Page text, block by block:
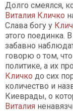
Долго смеялся,
Виталия Кличко
Слава богу у
этого поединка.
забавно
говорю о том,
политике, а их
Кличко до сих
количество и
Киеврады, о
Виталия